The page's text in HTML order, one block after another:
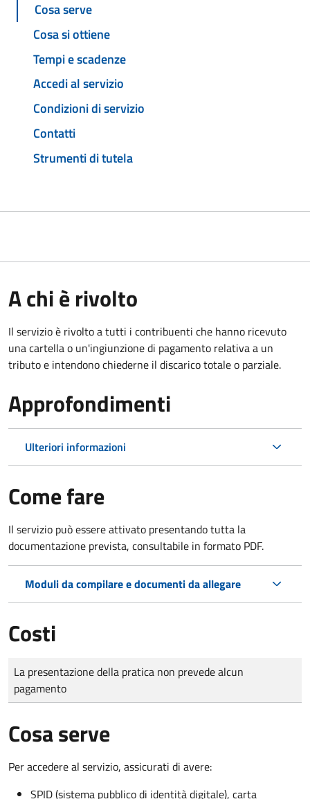
Cosa serve
Cosa si ottiene
Tempi e scadenze
Accedi al servizio
Condizioni di servizio
Contatti
Strumenti di tutela
A chi è rivolto
Il servizio è rivolto a tutti i contribuenti che hanno ricevuto
una cartella o un'ingiunzione di pagamento relativa a un
tributo e intendono chiederne il discarico totale o parziale.
Approfondimenti
Ulteriori informazioni
Come fare
Il servizio può essere attivato presentando tutta la
documentazione prevista, consultabile in formato PDF.
Moduli da compilare e documenti da allegare
Costi
Tipo di pagamento
Importo
La presentazione della pratica non prevede alcun
pagamento
Cosa serve
Per accedere al servizio, assicurati di avere:
SPID (sistema pubblico di identità digitale), carta